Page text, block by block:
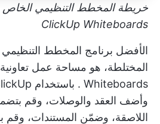
خريطة المخطط التنظيمي الخاص
ClickUp Whiteboards
الأفضل برنامج المخطط التنظيمي
المختلطة، هو مساحة عمل
Whiteboards
وأضف العقد والوصلات، وقم
اللاصقة، وضمّن المستندات،